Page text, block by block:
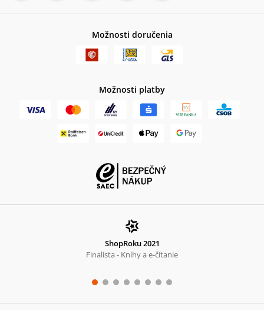
Možnosti doručenia
Možnosti platby
ShopRoku 2021
Finalista - Knihy a e-čítanie